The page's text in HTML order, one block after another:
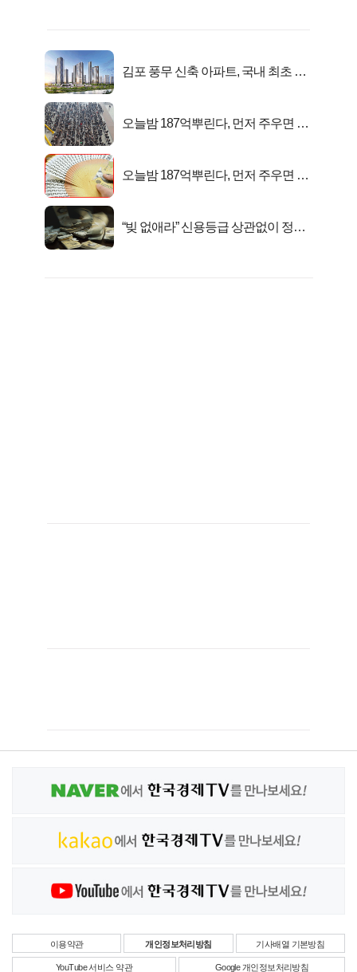
김포 풍무 신축 아파트, 국내 최초 반
오늘밤 187억뿌린다, 먼저 주우면 최
오늘밤 187억뿌린다, 먼저 주우면 최
“빚 없애라” 신용등급 상관없이 정부
이용약관 개인정보처리방침 기사배열 기본방침
YouTube 서비스 약관 Google 개인정보처리방침